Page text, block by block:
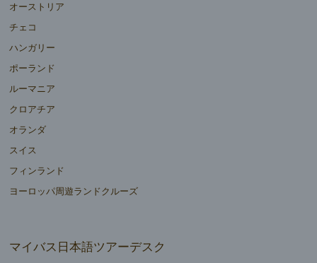
オーストリア
チェコ
ハンガリー
ポーランド
ルーマニア
クロアチア
オランダ
スイス
フィンランド
ヨーロッパ周遊ランドクルーズ
マイバス日本語ツアーデスク